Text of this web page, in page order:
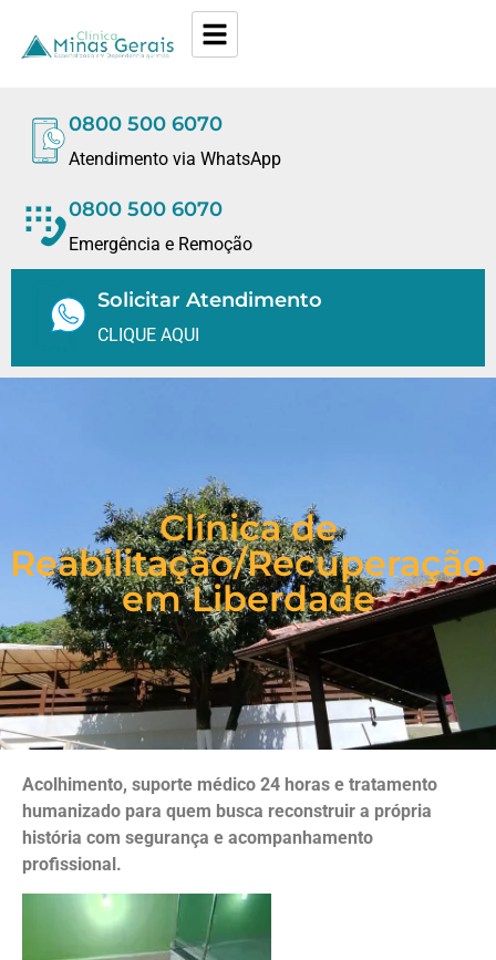
0800 500 6070
Atendimento via WhatsApp
0800 500 6070
Emergência e Remoção
Solicitar Atendimento
CLIQUE AQUI
Clínica de
Reabilitação/Recuperação
em Liberdade
Acolhimento, suporte médico 24 horas e tratamento
humanizado para quem busca reconstruir a própria
história com segurança e acompanhamento
profissional.